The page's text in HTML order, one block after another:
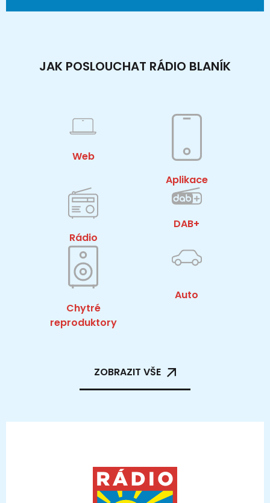
JAK POSLOUCHAT RÁDIO BLANÍK
Web
Aplikace
Rádio
DAB+
Chytré
reproduktory
Auto
ZOBRAZIT VŠE